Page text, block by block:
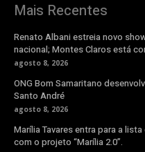
Mais Recentes
Renato Albani estreia novo
nacional; Montes Claros está
agosto 8, 2026
ONG Bom Samaritano
Santo André
agosto 8, 2026
Marília Tavares entra para a
com o projeto “Marília 2.0”.